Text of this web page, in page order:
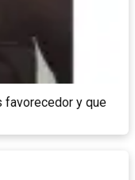
favorecedor y que